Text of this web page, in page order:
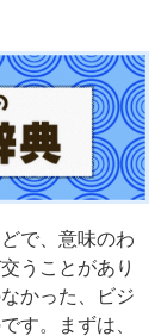
で、意味のわ
うことがあり
かった、ビジ
す。まずは、